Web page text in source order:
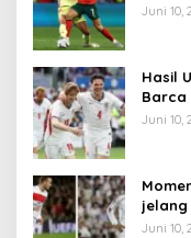
Juni 10,
Hasil
Barca
Juni 10,
jelang
Juni 10,